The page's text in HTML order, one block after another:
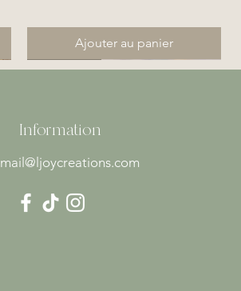
Ajouter au panier
Nouveauté
Nouveauté
Information
mail@ljoycreations.com